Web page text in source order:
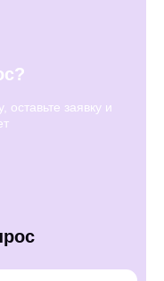
оставьте заявку и